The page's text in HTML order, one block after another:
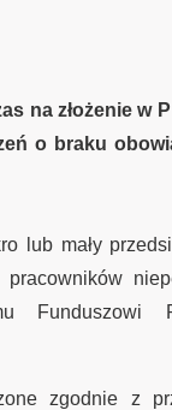
na złożenie w
o braku
lub mały
Funduszowi
zgodnie z